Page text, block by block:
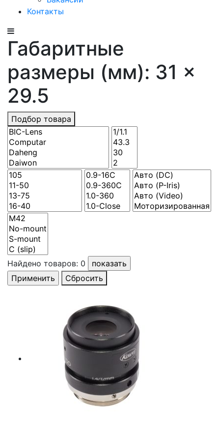
Контакты
Габаритные
размеры (мм): 31 ×
29.5
Подбор товара
Найдено товаров: 0
Сбросить